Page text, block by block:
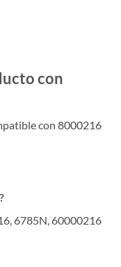
con
con 8000216
6785N, 60000216